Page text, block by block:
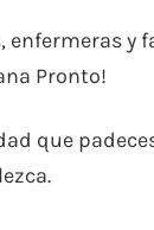
enfermeras
Pronto!
que